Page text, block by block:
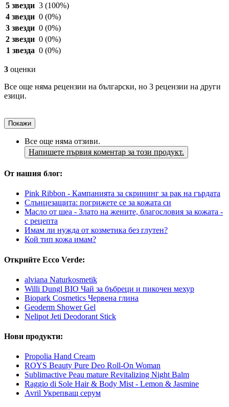
5 звезди 3 (100%)
4 звезди 0 (0%)
3 звезди 0 (0%)
2 звезди 0 (0%)
1 звезда 0 (0%)
3 оценки
Все още няма рецензии на български, но 3 рецензии на други
езици.
Покажи
Все още няма отзиви.
Напишете първия коментар за този продукт.
От нашия блог:
Pink Ribbon - Кампанията за скрининг за рак на гърдата
Слънцезащита: погрижете се за кожата си
Масло от шеа - Злато на жените, благословия за кожата -
с рецепта
Имам ли нужда от козметика без глутен?
Кой тип кожа имам?
Открийте Ecco Verde:
alviana Naturkosmetik
Willi Dungl BIO Чай за бъбреци и пикочен мехур
Biopark Cosmetics Червена глина
Geoderm Shower Gel
Nelipot Jeti Deodorant Stick
Нови продукти:
Propolia Hand Cream
ROYS Beauty Pure Deo Roll-On Woman
Sublimactive Peau mature Revitalizing Night Balm
Raggio di Sole Hair & Body Mist - Lemon & Jasmine
Avril Укрепващ серум